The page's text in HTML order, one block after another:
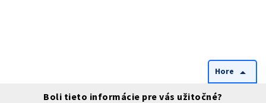
Hore arrow_drop_up
Boli tieto informácie pre vás užitočné?